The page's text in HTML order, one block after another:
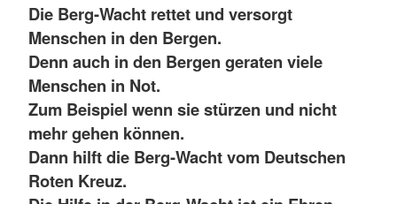
Die Berg-Wacht rettet und versorgt
Menschen in den Bergen.
Denn auch in den Bergen geraten viele
Menschen in Not.
Zum Beispiel wenn sie stürzen und nicht
mehr gehen können.
Dann hilft die Berg-Wacht vom Deutschen
Roten Kreuz.